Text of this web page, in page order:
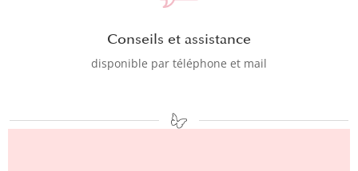
Conseils et assistance
disponible par téléphone et mail